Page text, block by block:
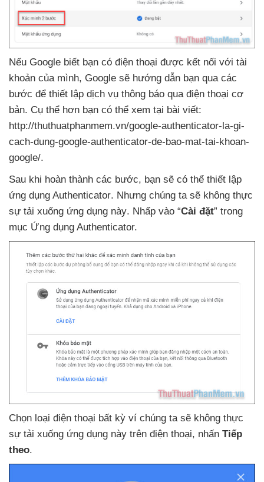
Nếu Google biết bạn có điện thoại được kết nối với tài
khoản của mình, Google sẽ hướng dẫn bạn qua các
bước để thiết lập dịch vụ thông báo qua điện thoại cơ
bản. Cụ thể hơn bạn có thể xem tại bài viết:
http://thuthuatphanmem.vn/google-authenticator-la-gi-
cach-dung-google-authenticator-de-bao-mat-tai-khoan-
google/.
Sau khi hoàn thành các bước, bạn sẽ có thể thiết lập
ứng dụng Authenticator. Nhưng chúng ta sẽ không thực
sự tải xuống ứng dụng này. Nhấp vào “Cài đặt” trong
mục Ứng dụng Authenticator.
Chọn loại điện thoại bất kỳ ví chúng ta sẽ không thực
sự tải xuống ứng dụng này trên điện thoại, nhấn Tiếp
theo.